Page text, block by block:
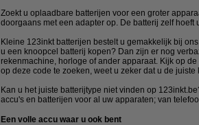
Zoekt u oplaadbare batterijen voor een groter
doorgaans met een adapter op. De batterij zelf
Kleine 123inkt batterijen bestelt u gemakkelijk bij
u een knoopcel batterij kopen? Dan zijn er nog
rekenmachine, horloge of ander apparaat. Kijk op
op deze code te zoeken, weet u zeker dat u de
Kan u het juiste batterijtype niet vinden op
accu's en batterijen voor al uw apparaten; van
Een volle accu waar u ook bent